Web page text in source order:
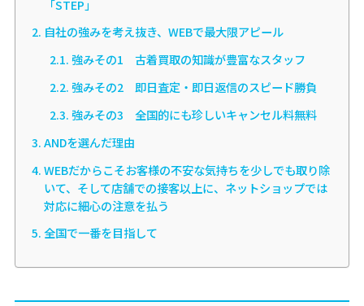
「STEP」
自社の強みを考え抜き、WEBで最大限アピール
強みその1 古着買取の知識が豊富なスタッフ
強みその2 即日査定・即日返信のスピード勝負
強みその3 全国的にも珍しいキャンセル料無料
ANDを選んだ理由
WEBだからこそお客様の不安な気持ちを少しでも取り除
いて、そして店舗での接客以上に、ネットショップでは
対応に細心の注意を払う
全国で一番を目指して